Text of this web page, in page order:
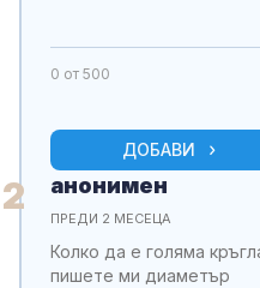
0 от 500
ДОБАВИ
2 анонимен
ПРЕДИ 2 МЕСЕЦА
Колко да е голяма
пишете ми диаметър